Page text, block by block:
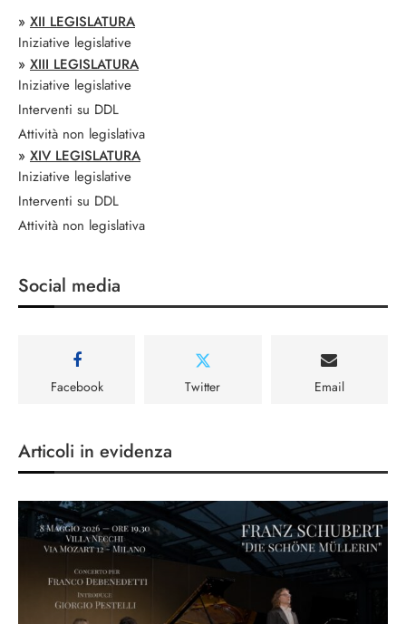
» XII LEGISLATURA
Iniziative legislative
» XIII LEGISLATURA
Iniziative legislative
Interventi su DDL
Attività non legislativa
» XIV LEGISLATURA
Iniziative legislative
Interventi su DDL
Attività non legislativa
Social media
Facebook Twitter Email
Articoli in evidenza